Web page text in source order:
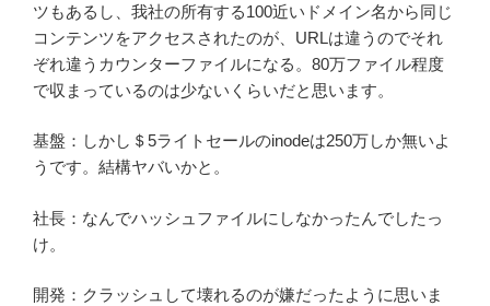
ツもあるし、我社の所有する100近いドメイン名から同じ
コンテンツをアクセスされたのが、URLは違うのでそれ
ぞれ違うカウンターファイルになる。80万ファイル程度
で収まっているのは少ないくらいだと思います。
基盤：しかし＄5ライトセールのinodeは250万しか無いよ
うです。結構ヤバいかと。
社長：なんでハッシュファイルにしなかったんでしたっ
け。
開発：クラッシュして壊れるのが嫌だったように思いま